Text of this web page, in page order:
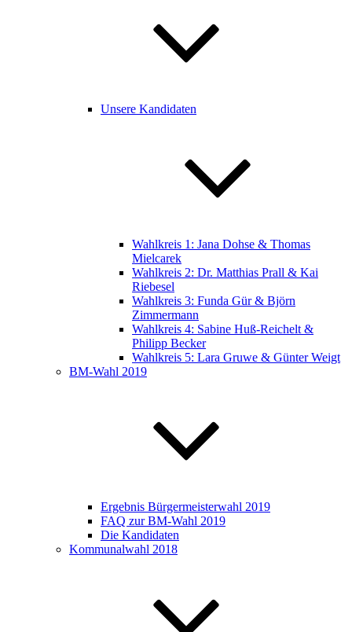
Unsere Kandidaten
Wahlkreis 1: Jana Dohse & Thomas
Mielcarek
Wahlkreis 2: Dr. Matthias Prall & Kai
Riebesel
Wahlkreis 3: Funda Gür & Björn
Zimmermann
Wahlkreis 4: Sabine Huß-Reichelt &
Philipp Becker
Wahlkreis 5: Lara Gruwe & Günter Weigt
BM-Wahl 2019
Ergebnis Bürgermeisterwahl 2019
FAQ zur BM-Wahl 2019
Die Kandidaten
Kommunalwahl 2018